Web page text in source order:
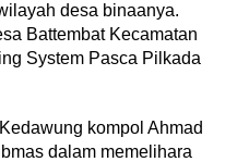
desa binaanya.
Battembat Kecamatan
System Pasca Pilkada
kompol Ahmad
dalam memelihara